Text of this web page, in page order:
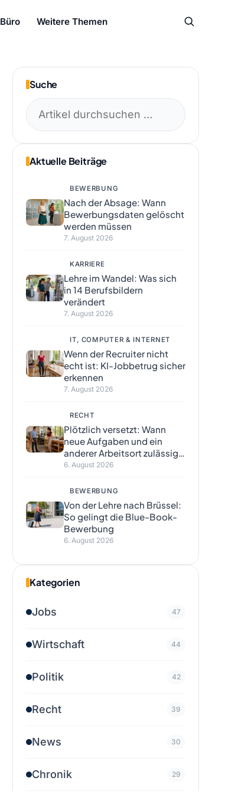
Büro Weitere Themen
Suche
Aktuelle Beiträge
BEWERBUNG
Nach der Absage: Wann
Bewerbungsdaten gelöscht
werden müssen
7. August 2026
KARRIERE
Lehre im Wandel: Was sich
in 14 Berufsbildern
verändert
7. August 2026
IT, COMPUTER & INTERNET
Wenn der Recruiter nicht
echt ist: KI-Jobbetrug sicher
erkennen
7. August 2026
RECHT
Plötzlich versetzt: Wann
neue Aufgaben und ein
anderer Arbeitsort zulässig
sind
6. August 2026
BEWERBUNG
Von der Lehre nach Brüssel:
So gelingt die Blue-Book-
Bewerbung
6. August 2026
Kategorien
Jobs 47
Wirtschaft 44
Politik 42
Recht 39
News 30
Chronik 29